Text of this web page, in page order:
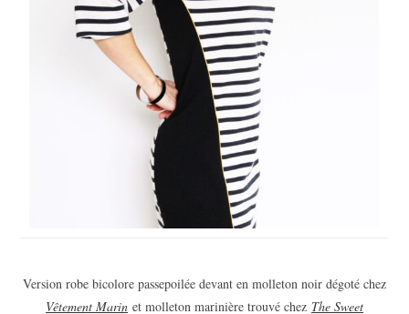
Version robe bicolore passepoilée devant en molleton noir dégoté chez
Vêtement Marin et molleton marinière trouvé chez The Sweet